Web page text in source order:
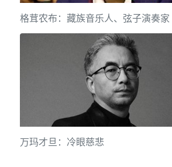
格茸农布：藏族音乐人、弦子演奏家
万玛才旦：冷眼慈悲